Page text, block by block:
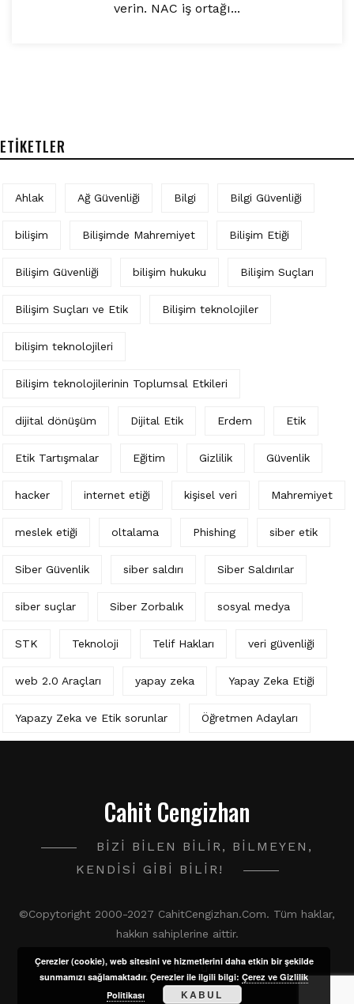
verin. NAC iş ortağı...
ETIKETLER
Ahlak Ağ Güvenliği Bilgi Bilgi Güvenliği
bilişim Bilişimde Mahremiyet Bilişim Etiği
Bilişim Güvenliği bilişim hukuku Bilişim Suçları
Bilişim Suçları ve Etik Bilişim teknolojiler
bilişim teknolojileri
Bilişim teknolojilerinin Toplumsal Etkileri
dijital dönüşüm Dijital Etik Erdem Etik
Etik Tartışmalar Eğitim Gizlilik Güvenlik
hacker internet etiği kişisel veri Mahremiyet
meslek etiği oltalama Phishing siber etik
Siber Güvenlik siber saldırı Siber Saldırılar
siber suçlar Siber Zorbalık sosyal medya
STK Teknoloji Telif Hakları veri güvenliği
web 2.0 Araçları yapay zeka Yapay Zeka Etiği
Yapazy Zeka ve Etik sorunlar Öğretmen Adayları
Cahit Cengizhan
BIZI BILEN BILIR, BILMEYEN,
KENDISI GIBI BILIR!
©Copytoright 2000-2027 CahitCengizhan.Com. Tüm haklar,
hakkın sahiplerine aittir.
Çerezler (cookie), web sitesini ve hizmetlerini daha etkin bir şekilde
sunmamızı sağlamaktadır. Çerezler ile ilgili bilgi:Çerez ve Gizlilik
Politikası
KABUL